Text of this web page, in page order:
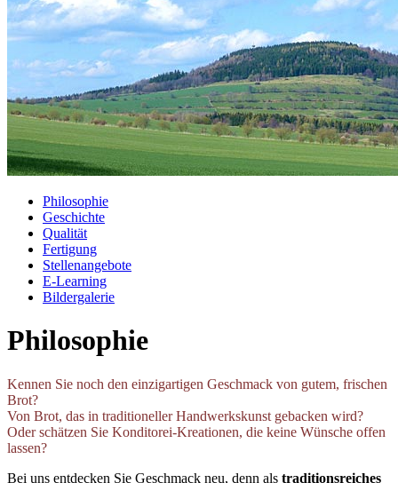
Philosophie
Geschichte
Qualität
Fertigung
Stellenangebote
E-Learning
Bildergalerie
Philosophie
Kennen Sie noch den einzigartigen Geschmack von gutem, frischen
Brot?
Von Brot, das in traditioneller Handwerkskunst gebacken wird?
Oder schätzen Sie Konditorei-Kreationen, die keine Wünsche offen
lassen?
Bei uns entdecken Sie Geschmack neu, denn als traditionsreiches